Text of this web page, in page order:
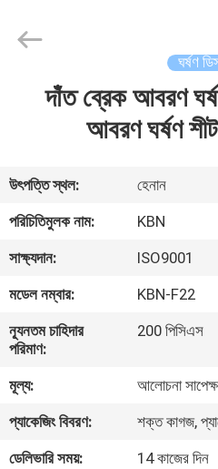
আমাদের
সম্পর্কে
কারখানা
ভ্রমণ
মান
নিয়ন্ত্রণ
ঘর্ষণ
দাঁত ব্রেক আবরণ
আবরণ ঘর্ষণ
উৎপত্তি স্থল:
হেনান
পরিচিতিমুলক নাম:
KBN
সাক্ষ্যদান:
ISO9001
মডেল নম্বার:
KBN-F22
ন্যূনতম চাহিদার
পরিমাণ:
200 পিসিএস
মূল্য:
আলোচনা সাপেক্ষ
প্যাকেজিং বিবরণ:
শক্ত কাগজ,
ডেলিভারি সময়:
14 কাজের দিন